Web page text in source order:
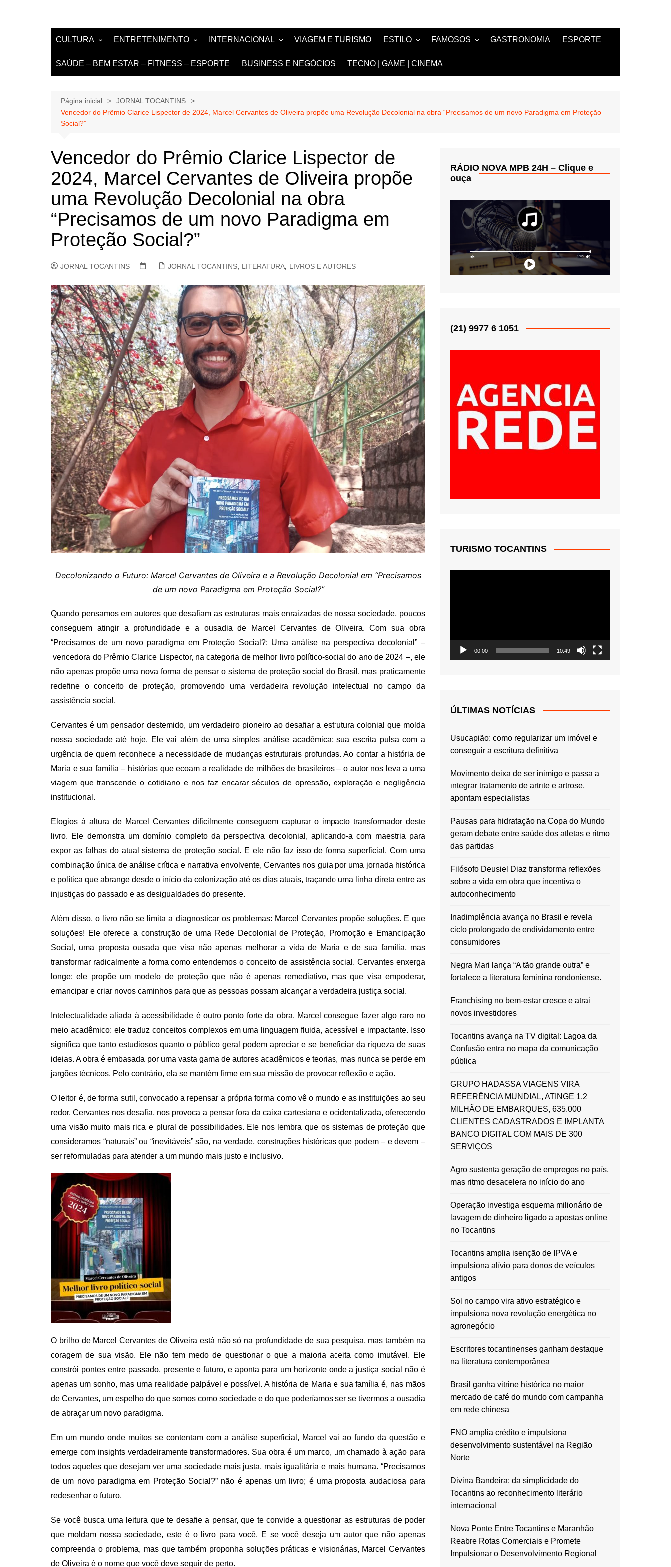
CULTURA
LITERATURA
LIVROS E AUTORES
INTERNET
ENTRETENIMENTO
MÚSICA
EVENTOS
INTERNACIONAL
NOTÍCIA
DESIGN
VIAGEM E TURISMO ESTILO
MODA E BELEZA
NOIVAS e DEBUTANTES
FAMOSOS
TV
GASTRONOMIA ESPORTE
SAÚDE – BEM ESTAR – FITNESS – ESPORTE BUSINESS E NEGÓCIOS TECNO | GAME | CINEMA
Página inicial
JORNAL TOCANTINS
Vencedor do Prêmio Clarice Lispector de 2024, Marcel Cervantes de Oliveira propõe uma Revolução Decolonial na obra “Precisamos de um novo Paradigma em Proteção
Social?”
Vencedor do Prêmio Clarice Lispector de
2024, Marcel Cervantes de Oliveira propõe
uma Revolução Decolonial na obra
“Precisamos de um novo Paradigma em
Proteção Social?”
JORNAL TOCANTINS JORNAL TOCANTINS LITERATURA LIVROS E AUTORES
Decolonizando o Futuro: Marcel Cervantes de Oliveira e a Revolução Decolonial em “Precisamos
de um novo Paradigma em Proteção Social?”
Quando pensamos em autores que desafiam as estruturas mais enraizadas de nossa sociedade, poucos
conseguem atingir a profundidade e a ousadia de Marcel Cervantes de Oliveira. Com sua obra
“Precisamos de um novo paradigma em Proteção Social?: Uma análise na perspectiva decolonial”–
vencedora do Prêmio Clarice Lispector, na categoria demelhor livro político-social do ano de 2024 –, ele
não apenas propõe uma nova forma de pensar o sistema de proteção social do Brasil, mas praticamente
redefine o conceito de proteção, promovendo uma verdadeira revolução intelectual no campo da
assistência social.
Cervantes é um pensador destemido, um verdadeiro pioneiro ao desafiar a estrutura colonial que molda
nossa sociedade até hoje. Ele vai além de uma simples análise acadêmica; sua escrita pulsa com a
urgência de quem reconhece a necessidade de mudanças estruturais profundas. Ao contar a história de
Maria e sua família – histórias que ecoam a realidade de milhões de brasileiros – o autor nos leva a uma
viagem que transcende o cotidiano e nos faz encarar séculos de opressão, exploração e negligência
institucional.
Elogios à altura de Marcel Cervantes dificilmente conseguem capturar o impacto transformador deste
livro. Ele demonstra um domínio completo da perspectiva decolonial, aplicando-a com maestria para
expor as falhas do atual sistema de proteção social. E ele não faz isso de forma superficial. Com uma
combinação única de análise crítica e narrativa envolvente, Cervantes nos guia por uma jornada histórica
e política que abrange desde o início da colonização até os dias atuais, traçando uma linha direta entre as
injustiças do passado e as desigualdades do presente.
Além disso, o livro não se limita a diagnosticar os problemas: Marcel Cervantes propõe soluções. E que
soluções! Ele oferece a construção de uma Rede Decolonial de Proteção, Promoção e Emancipação
Social, uma proposta ousada que visa não apenas melhorar a vida de Maria e de sua família, mas
transformar radicalmente a forma como entendemos o conceito de assistência social. Cervantes enxerga
longe: ele propõe um modelo de proteção que não é apenas remediativo, mas que visa empoderar,
emancipar e criar novos caminhos para que as pessoas possam alcançar a verdadeira justiça social.
Intelectualidade aliada à acessibilidade é outro ponto forte da obra. Marcel consegue fazer algo raro no
meio acadêmico: ele traduz conceitos complexos em uma linguagem fluida, acessível e impactante. Isso
significa que tanto estudiosos quanto o público geral podem apreciar e se beneficiar da riqueza de suas
ideias. A obra é embasada por uma vasta gama de autores acadêmicos e teorias, mas nunca se perde em
jargões técnicos. Pelo contrário, ela se mantém firme em sua missão de provocar reflexão e ação.
O leitor é, de forma sutil, convocado a repensar a própria forma como vê o mundo e as instituições ao seu
redor. Cervantes nos desafia, nos provoca a pensar fora da caixa cartesiana e ocidentalizada, oferecendo
uma visão muito mais rica e plural de possibilidades. Ele nos lembra que os sistemas de proteção que
consideramos “naturais” ou “inevitáveis” são, na verdade, construções históricas que podem – e devem –
ser reformuladas para atender a um mundo mais justo e inclusivo.
O brilho de Marcel Cervantes de Oliveira está não só na profundidade de sua pesquisa, mas também na
coragem de sua visão. Ele não tem medo de questionar o que a maioria aceita como imutável. Ele
constrói pontes entre passado, presente e futuro, e aponta para um horizonte onde a justiça social não é
apenas um sonho, mas uma realidade palpável e possível. A história de Maria e sua família é, nas mãos
de Cervantes, um espelho do que somos como sociedade e do que poderíamos ser se tivermos a ousadia
de abraçar um novo paradigma.
Em um mundo onde muitos se contentam com a análise superficial, Marcel vai ao fundo da questão e
emerge com insights verdadeiramente transformadores. Sua obra é um marco, um chamado à ação para
todos aqueles que desejam ver uma sociedade mais justa, mais igualitária e mais humana. “Precisamos
de um novo paradigma em Proteção Social?” não é apenas um livro; é uma proposta audaciosa para
redesenhar o futuro.
Se você busca uma leitura que te desafie a pensar, que te convide a questionar as estruturas de poder
que moldam nossa sociedade, este é o livro para você. E se você deseja um autor que não apenas
compreenda o problema, mas que também proponha soluções práticas e visionárias, Marcel Cervantes
de Oliveira é o nome que você deve seguir de perto.
RÁDIO NOVA MPB 24H – Clique e
ouça
(21) 9977 6 1051
TURISMO TOCANTINS
00:00 10:49
ÚLTIMAS NOTÍCIAS
Usucapião: como regularizar um imóvel e
conseguir a escritura definitiva
Movimento deixa de ser inimigo e passa a
integrar tratamento de artrite e artrose,
apontam especialistas
Pausas para hidratação na Copa do Mundo
geram debate entre saúde dos atletas e ritmo
das partidas
Filósofo Deusiel Diaz transforma reflexões
sobre a vida em obra que incentiva o
autoconhecimento
Inadimplência avança no Brasil e revela
ciclo prolongado de endividamento entre
consumidores
Negra Mari lança “A tão grande outra” e
fortalece a literatura feminina rondoniense.
Franchising no bem-estar cresce e atrai
novos investidores
Tocantins avança na TV digital: Lagoa da
Confusão entra no mapa da comunicação
pública
GRUPO HADASSA VIAGENS VIRA
REFERÊNCIA MUNDIAL, ATINGE 1.2
MILHÃO DE EMBARQUES, 635.000
CLIENTES CADASTRADOS E IMPLANTA
BANCO DIGITAL COM MAIS DE 300
SERVIÇOS
Agro sustenta geração de empregos no país,
mas ritmo desacelera no início do ano
Operação investiga esquema milionário de
lavagem de dinheiro ligado a apostas online
no Tocantins
Tocantins amplia isenção de IPVA e
impulsiona alívio para donos de veículos
antigos
Sol no campo vira ativo estratégico e
impulsiona nova revolução energética no
agronegócio
Escritores tocantinenses ganham destaque
na literatura contemporânea
Brasil ganha vitrine histórica no maior
mercado de café do mundo com campanha
em rede chinesa
FNO amplia crédito e impulsiona
desenvolvimento sustentável na Região
Norte
Divina Bandeira: da simplicidade do
Tocantins ao reconhecimento literário
internacional
Nova Ponte Entre Tocantins e Maranhão
Reabre Rotas Comerciais e Promete
Impulsionar o Desenvolvimento Regional